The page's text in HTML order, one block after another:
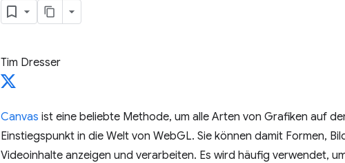
Tim Dresser
Canvas ist eine beliebte Methode, um alle Arten von Grafiken auf
Einstiegspunkt in die Welt von WebGL. Sie können damit Formen,
Videoinhalte anzeigen und verarbeiten. Es wird häufig verwendet,